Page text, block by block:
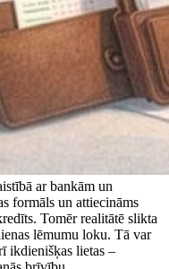
ar bankām un
formāls un attiecināms
Tomēr realitātē slikta
lēmumu loku. Tā var
ikdienišķas lietas –